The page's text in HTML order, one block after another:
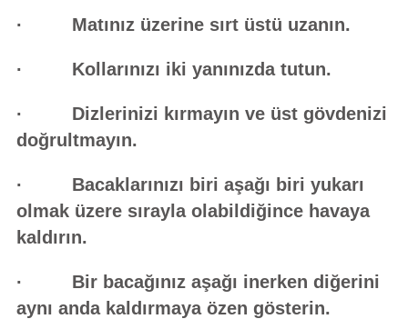
· Matınız üzerine sırt üstü uzanın.
· Kollarınızı iki yanınızda tutun.
· Dizlerinizi kırmayın ve üst gövdenizi
doğrultmayın.
· Bacaklarınızı biri aşağı biri yukarı
olmak üzere sırayla olabildiğince havaya
kaldırın.
· Bir bacağınız aşağı inerken diğerini
aynı anda kaldırmaya özen gösterin.